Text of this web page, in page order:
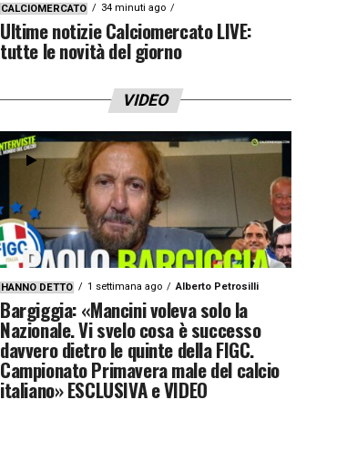
CALCIOMERCATO 34 minuti ago
Ultime notizie Calciomercato LIVE:
tutte le novità del giorno
VIDEO
HANNO DETTO 1 settimana ago Alberto Petrosilli
Bargiggia: «Mancini voleva solo la
Nazionale. Vi svelo cosa è successo
davvero dietro le quinte della FIGC.
Campionato Primavera male del calcio
italiano» ESCLUSIVA e VIDEO